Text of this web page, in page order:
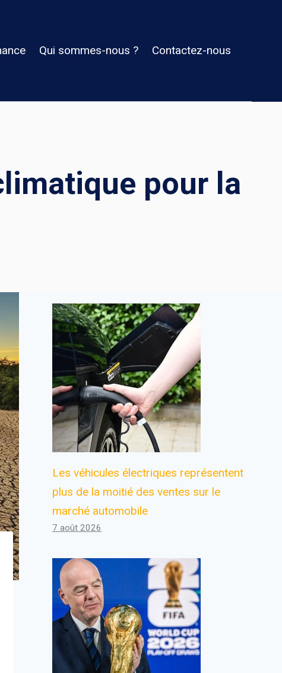
Qui sommes-nous ? Contactez-nous
pour la
Les véhicules électriques représentent
plus de la moitié des ventes sur le
marché automobile
7 août 2026